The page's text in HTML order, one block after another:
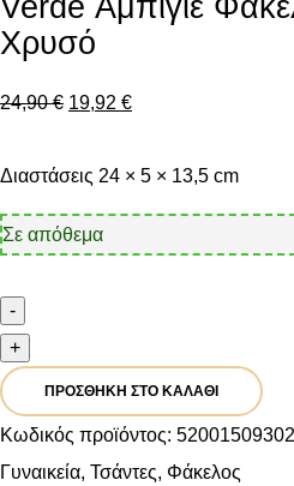
Verde Αμπιγιέ
Χρυσό
24,90€ Original
was:
24,90 €.
19,92 €Η
τιμή
είναι:
19,92 €.
Διαστάσεις 24 × 5 × 13,5 cm
Σε απόθεμα
-
Verde
Αμπιγιέ
Φάκελος
01-
1527
Χρυσό
ποσότητα
+
ΠΡΟΣΘΉΚΗ ΣΤΟ ΚΑΛΆΘΙ
Κωδικός προϊόντος:
Γυναικεία, Τσάντες, Φάκελος